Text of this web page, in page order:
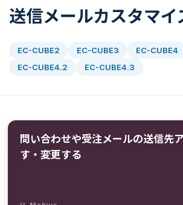
送信メールカスタマイ
EC-CUBE2 EC-CUBE3 EC-CUBE4
EC-CUBE4.2
EC-CUBE4.3
問い合わせや受注メールの送信先
す・変更する